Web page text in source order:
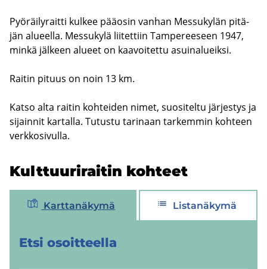
Pyö­räi­ly­rait­ti kul­kee pää­osin van­han Mes­su­ky­län pi­tä­
jän alu­eel­la. Mes­su­ky­lä lii­tet­tiin Tam­pe­ree­seen 1947,
minkä jäl­keen alu­eet on kaa­voi­tet­tu asui­na­lueik­si.
Rai­tin pi­tuus on noin 13 km.
Katso alta rai­tin koh­tei­den nimet, suo­si­tel­tu jär­jes­tys ja
si­jain­nit kar­tal­la. Tu­tus­tu ta­ri­naan tar­kem­min koh­teen
verk­ko­si­vul­la.
Kult­tuu­ri­rai­tin koh­teet
Karttanäkymä Listanäkymä
Etsi osoit­teel­la